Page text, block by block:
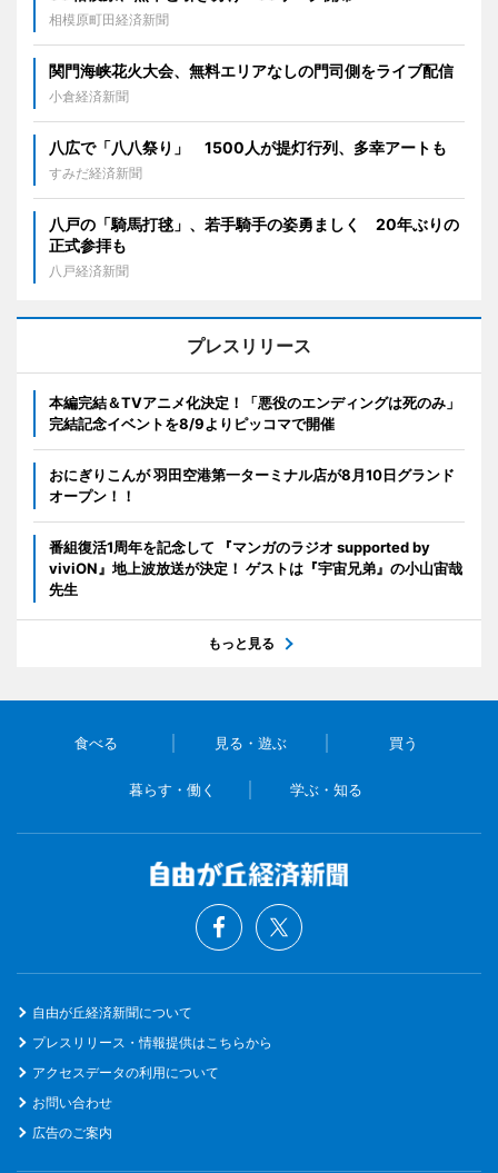
相模原町田経済新聞
関門海峡花火大会、無料エリアなしの門司側をライブ配信
小倉経済新聞
八広で「八八祭り」 1500人が提灯行列、多幸アートも
すみだ経済新聞
八戸の「騎馬打毬」、若手騎手の姿勇ましく 20年ぶりの
正式参拝も
八戸経済新聞
プレスリリース
本編完結＆TVアニメ化決定！「悪役のエンディングは死のみ」
完結記念イベントを8/9よりピッコマで開催
おにぎりこんが 羽田空港第一ターミナル店が8月10日グランド
オープン！！
番組復活1周年を記念して 『マンガのラジオ supported by
viviON』地上波放送が決定！ ゲストは『宇宙兄弟』の小山宙哉
先生
もっと見る
食べる 見る・遊ぶ 買う
暮らす・働く 学ぶ・知る
自由が丘経済新聞について
プレスリリース・情報提供はこちらから
アクセスデータの利用について
お問い合わせ
広告のご案内